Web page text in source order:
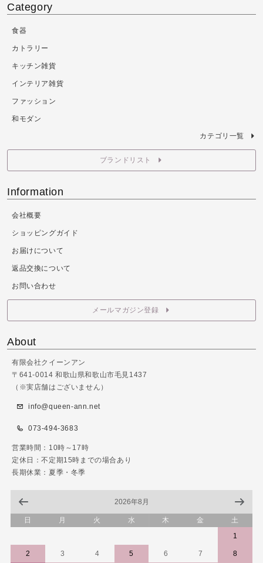
Category
食器
カトラリー
キッチン雑貨
インテリア雑貨
ファッション
和モダン
カテゴリ一覧
ブランドリスト
Information
会社概要
ショッピングガイド
お届けについて
返品交換について
お問い合わせ
メールマガジン登録
About
有限会社クイーンアン
〒641-0014 和歌山県和歌山市毛見1437
（※実店舗はございません）
info@queen-ann.net
073-494-3683
営業時間：10時～17時
定休日：不定期15時までの場合あり
長期休業：夏季・冬季
2026年8月
日 月 火 水 木 金
土
1
2 3 4 5 6 7 8